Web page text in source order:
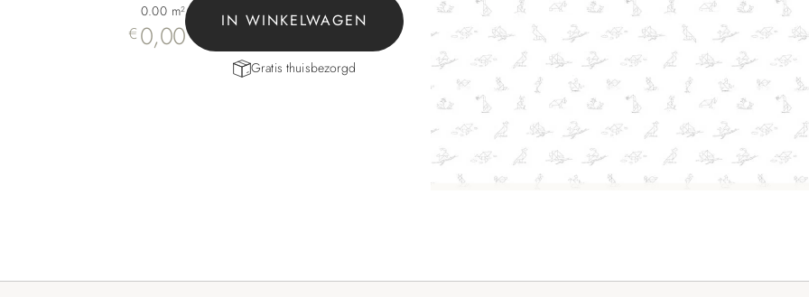
0.00 m²
€ 0,00 IN WINKELWAGEN
Gratis thuisbezorgd